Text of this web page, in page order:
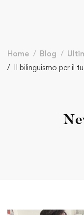
Home Blog
Il bilinguismo per il